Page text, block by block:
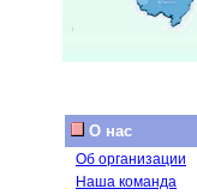
О нас
Об организации
Наша команда